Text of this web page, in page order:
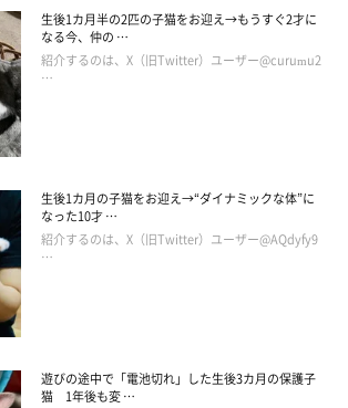
に収まりませんでした。ライちゃんもまさか
れ？」
生後1カ月半の2匹の子猫をお迎え→もうすぐ2才に
なる今、仲の …
紹介するのは、X（旧Twitter）ユーザー@curumu2
…
生後1カ月の子猫をお迎え→“ダイナミックな体”に
なった10才 …
紹介するのは、X（旧Twitter）ユーザー@AQdyfy9
…
遊びの途中で「電池切れ」した生後3カ月の保護子
猫 1年後も変 …